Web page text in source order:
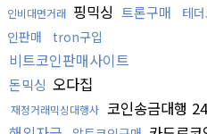
인비대면거래 핑믹싱 트론구매 테
인판매
tron구입
비트코인판매사이트
돈믹싱 오다집
재정거래믹싱대행사 코인송금대행